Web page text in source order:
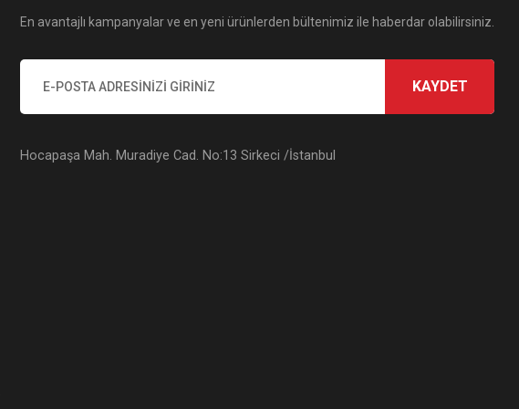
En avantajlı kampanyalar ve en yeni ürünlerden bültenimiz ile haberdar olabilirsiniz.
KAYDET
Hocapaşa Mah. Muradiye Cad. No:13 Sirkeci /İstanbul